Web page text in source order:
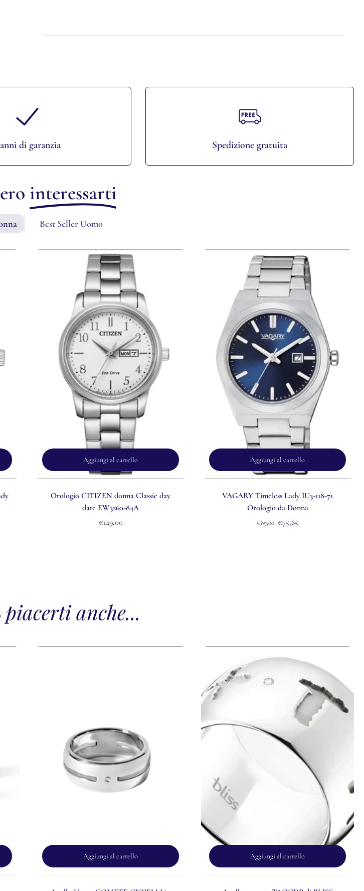
di garanzia Spedizione gratuita
interessarti
Best Seller Uomo
Aggiungi al carrello
Orologio CITIZEN donna Classic day
date EW3260-84A
€149,00
Aggiungi al carrello
VAGARY Timeless Lady IU3-118-71
Orologio da Donna
€89,00 €75,65
piacerti anche...
Aggiungi al carrello Aggiungi al carrello